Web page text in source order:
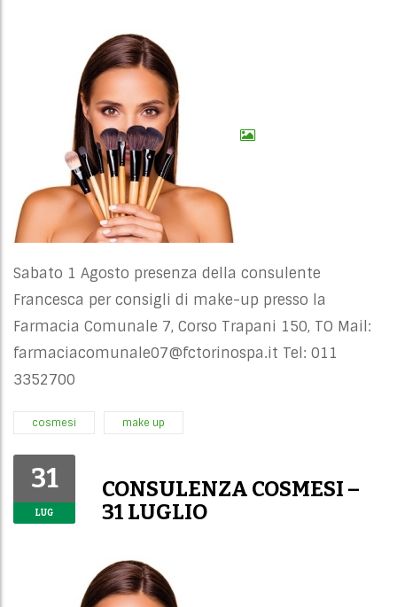
Sabato 1 Agosto presenza della consulente
Francesca per consigli di make-up presso la
Farmacia Comunale 7, Corso Trapani 150, TO Mail:
farmaciacomunale07@fctorinospa.it Tel: 011
3352700
cosmesi make up
31
LUG
CONSULENZA COSMESI –
31 LUGLIO